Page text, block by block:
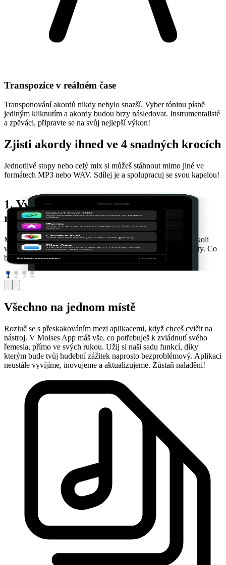
Transpozice v reálném čase
Transponování akordů nikdy nebylo snazší. Vyber tóninu písně
jediným kliknutím a akordy budou brzy následovat. Instrumentalisté
a zpěváci, připravte se na svůj nejlepší výkon!
Zjisti akordy ihned ve 4 snadných krocích
Jednotlivé stopy nebo celý mix si můžeš stáhnout mimo jiné ve
formátech MP3 nebo WAV. Sdílej je a spolupracuj se svou kapelou!
1. Vyber si svou oblíbenou skladbu a
nahraj ji
Můžeš nahrát jakoukoli skladbu z tvojí knihovny nebo jakoukoli
veřejnou URL. Podporovány jsou různé audio a video formáty. Co
by mohlo být jednodušší?
1 2 3 4
Všechno na jednom místě
Rozluč se s přeskakováním mezi aplikacemi, když chceš cvičit na
nástroj. V Moises App máš vše, co potřebuješ k zvládnutí svého
řemesla, přímo ve svých rukou. Užij si naši sadu funkcí, díky
kterým bude tvůj hudební zážitek naprosto bezproblémový. Aplikaci
neustále vyvíjíme, inovujeme a aktualizujeme. Zůstaň naladěni!